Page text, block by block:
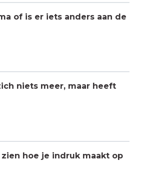
of is er iets anders aan de
niets meer, maar heeft
hoe je indruk maakt op